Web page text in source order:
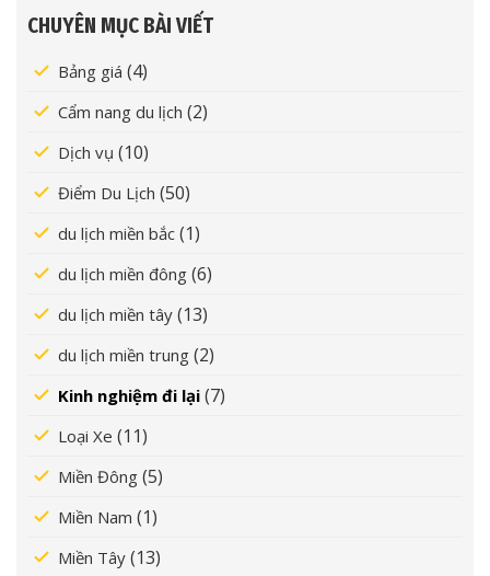
CHUYÊN MỤC BÀI VIẾT
Bảng giá (4)
Cẩm nang du lịch (2)
Dịch vụ (10)
Điểm Du Lịch (50)
du lịch miền bắc (1)
du lịch miền đông (6)
du lịch miền tây (13)
du lịch miền trung (2)
Kinh nghiệm đi lại (7)
Loại Xe (11)
Miền Đông (5)
Miền Nam (1)
Miền Tây (13)